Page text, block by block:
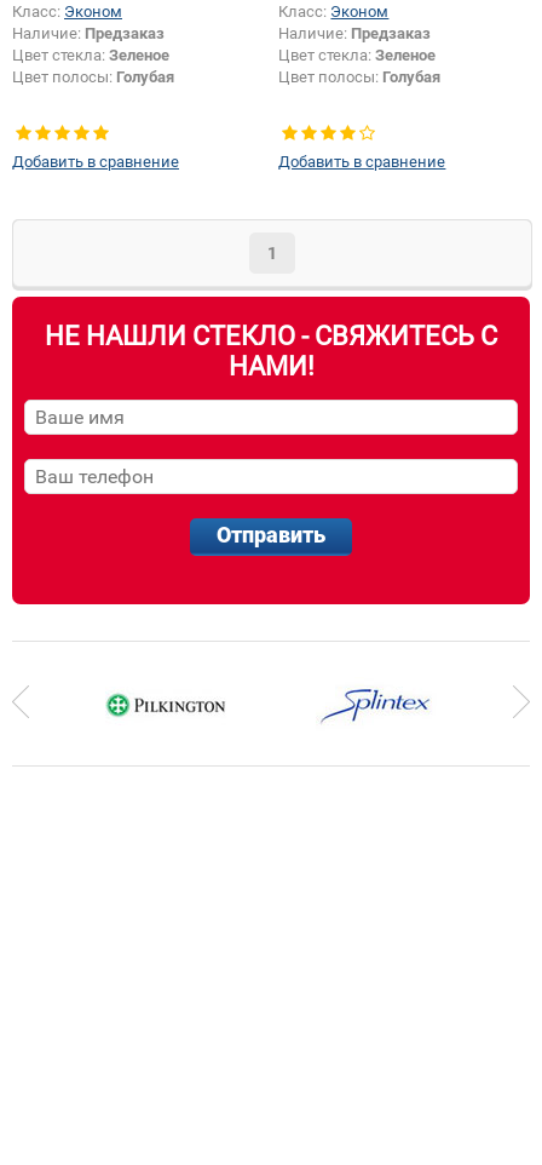
Класс: Эконом
Наличие: Предзаказ
Цвет стекла: Зеленое
Цвет полосы: Голубая
Добавить в сравнение
Класс: Эконом
Наличие: Предзаказ
Цвет стекла:Зеленое
Цвет полосы: Голубая
Добавить в сравнение
1
НЕ НАШЛИ СТЕКЛО - СВЯЖИТЕСЬ С
НАМИ!
Отправить